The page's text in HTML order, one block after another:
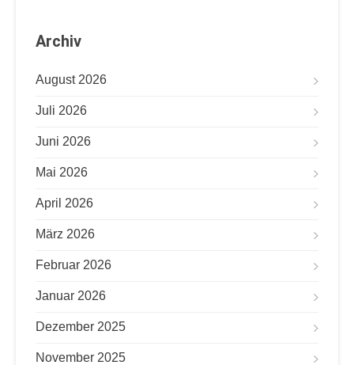
Archiv
August 2026
Juli 2026
Juni 2026
Mai 2026
April 2026
März 2026
Februar 2026
Januar 2026
Dezember 2025
November 2025